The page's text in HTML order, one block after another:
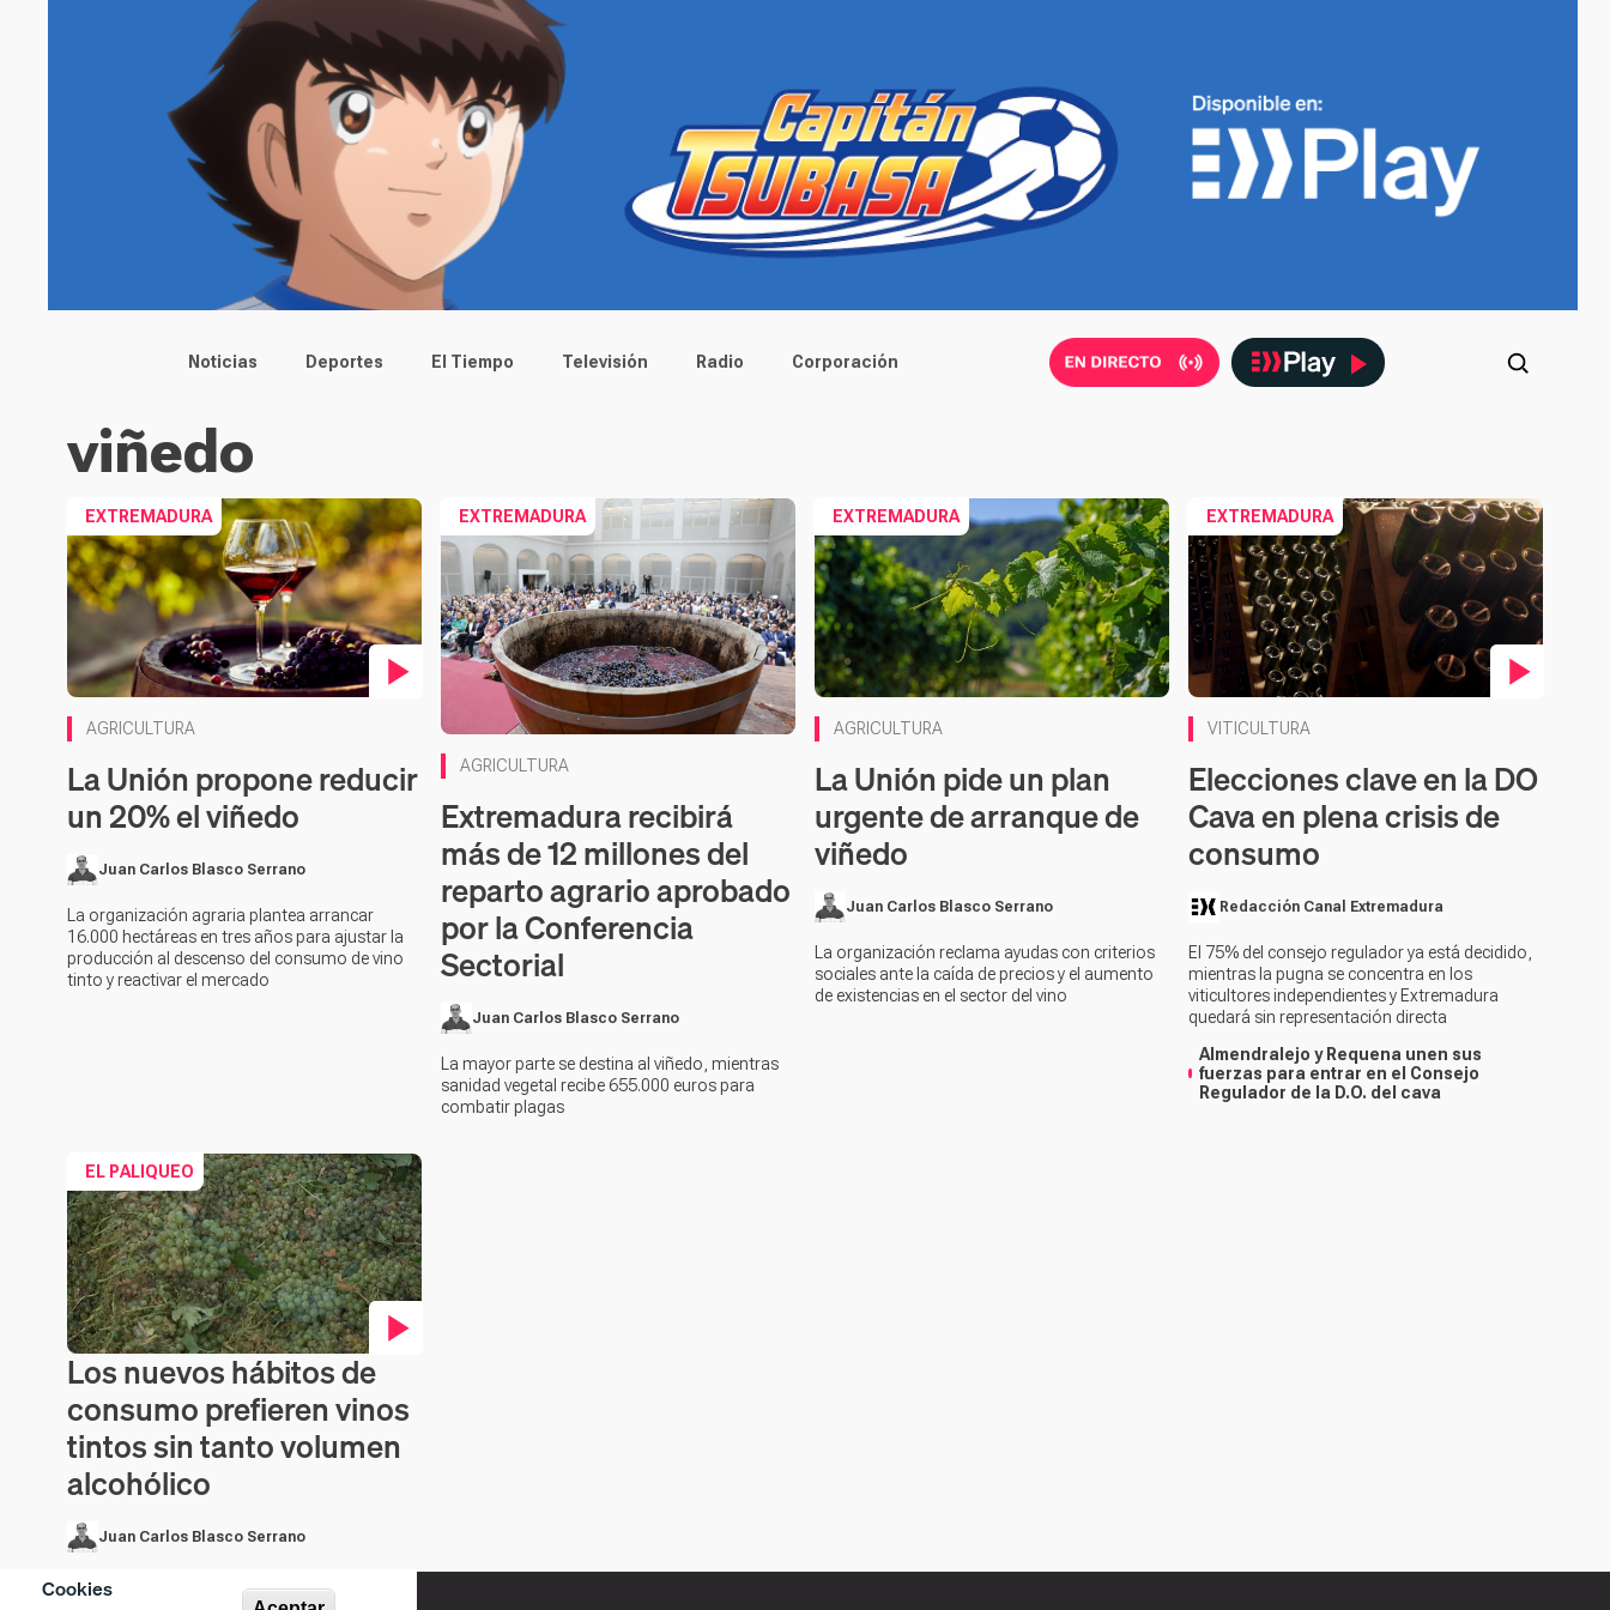
Cookies
Main menu
Noticias Deportes El Tiempo Televisión Radio Corporación
viñedo
EXTREMADURA
AGRICULTURA
La Unión propone reducir
un 20% el viñedo
Juan Carlos Blasco Serrano
La organización agraria plantea arrancar
16.000 hectáreas en tres años para ajustar la
producción al descenso del consumo de vino
tinto y reactivar el mercado
EXTREMADURA
AGRICULTURA
Extremadura recibirá
más de 12 millones del
reparto agrario aprobado
por la Conferencia
Sectorial
Juan Carlos Blasco Serrano
La mayor parte se destina al viñedo, mientras
sanidad vegetal recibe 655.000 euros para
combatir plagas
EXTREMADURA
AGRICULTURA
La Unión pide un plan
urgente de arranque de
viñedo
Juan Carlos Blasco Serrano
La organización reclama ayudas con criterios
sociales ante la caída de precios y el aumento
de existencias en el sector del vino
EXTREMADURA
VITICULTURA
Elecciones clave en la DO
Cava en plena crisis de
consumo
Redacción Canal Extremadura
El 75% del consejo regulador ya está decidido,
mientras la pugna se concentra en los
viticultores independientes y Extremadura
quedará sin representación directa
Almendralejo y Requena unen sus
fuerzas para entrar en el Consejo
Regulador de la D.O. del cava
EL PALIQUEO
Contenido en vídeo
Los nuevos hábitos de
consumo prefieren vinos
tintos sin tanto volumen
alcohólico
Juan Carlos Blasco Serrano